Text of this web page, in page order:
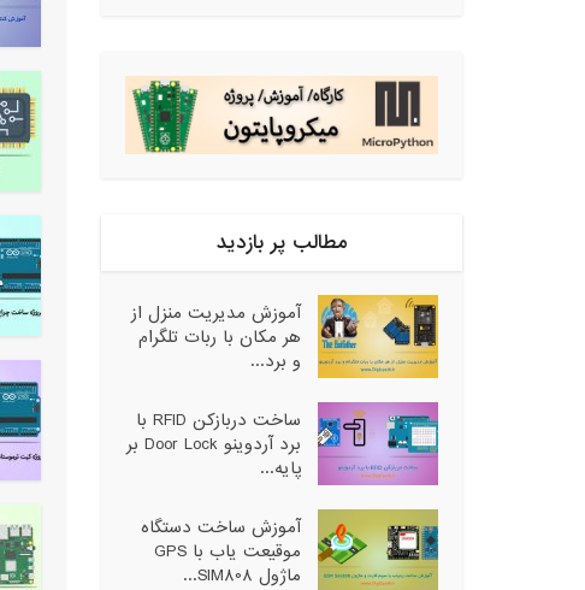
مطالب پر بازدید
آموزش مدیریت منزل از
هر مکان با ربات تلگرام
و برد...
ساخت دربازکن RFID با
برد آردوینو Door Lock بر
پایه...
آموزش ساخت دستگاه
موقیعت یاب با GPS
ماژول SIM808...